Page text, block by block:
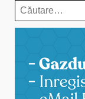
Caută
după: